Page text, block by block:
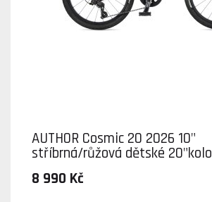
AUTHOR Cosmic 20 2026 10"
stříbrná/růžová dětské 20"kolo
8 990 Kč